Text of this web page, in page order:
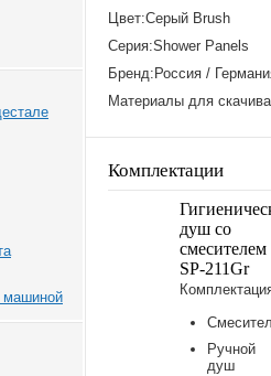
машиной
Цвет:Серый Brush
Серия:Shower Panels
Бренд:Россия /
Материалы для
Комплектации
душ со
SP-211Gr
Ручной
душ